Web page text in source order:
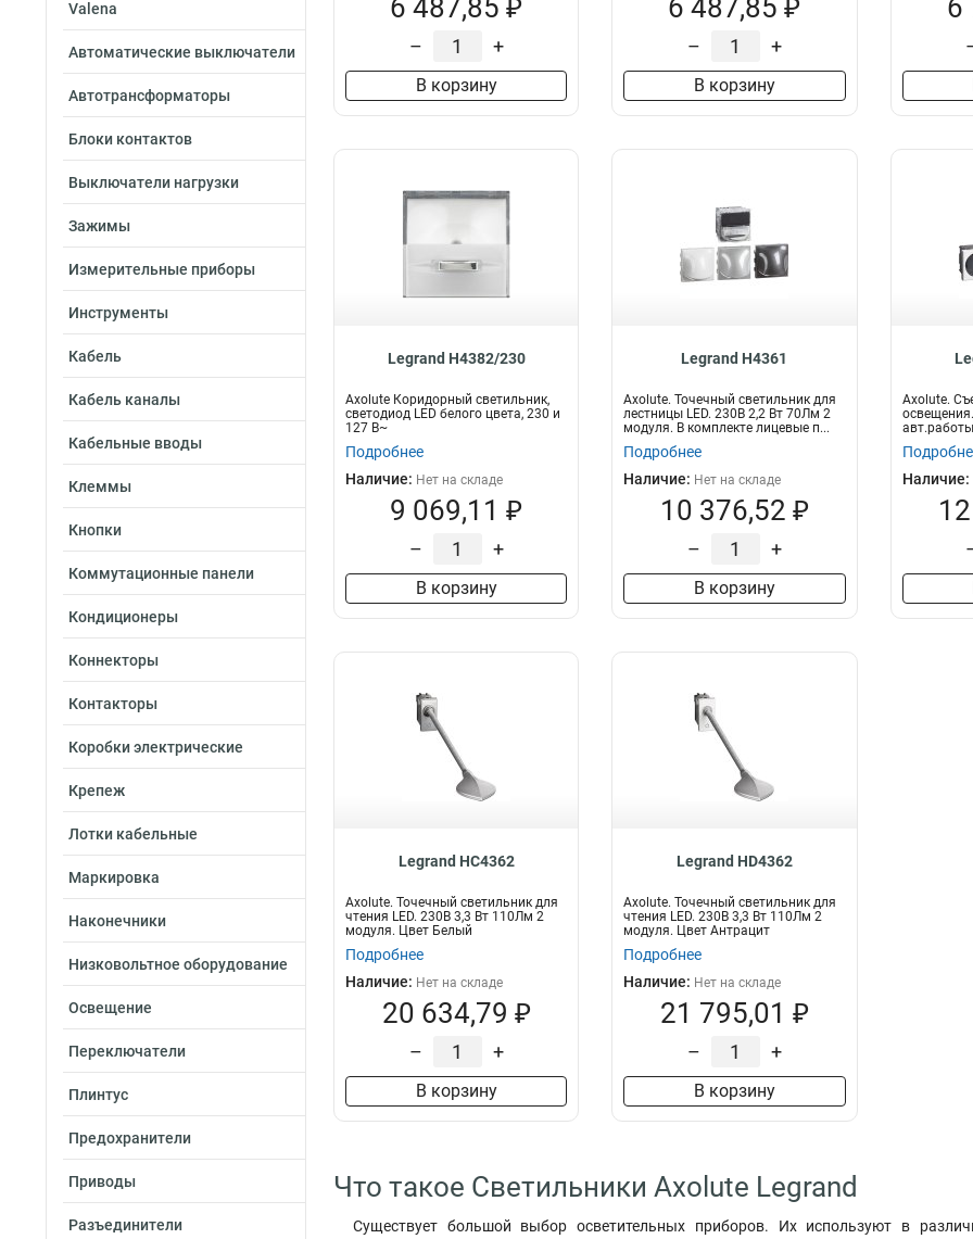
Valena
Автоматические выключатели
Автотрансформаторы
Блоки контактов
Выключатели нагрузки
Зажимы
Измерительные приборы
Инструменты
Кабель
Кабель каналы
Кабельные вводы
Клеммы
Кнопки
Коммутационные панели
Кондиционеры
Коннекторы
Контакторы
Коробки электрические
Крепеж
Лотки кабельные
Маркировка
Наконечники
Низковольтное оборудование
Освещение
Переключатели
Плинтус
Предохранители
Приводы
Разъединители
6 487,85 ₽
– +
В корзину
6 487,85 ₽
– +
В корзину
6
Legrand H4382/230
Axolute Коридорный светильник,
светодиод LED белого цвета, 230 и
127 В~
Подробнее
Наличие: Нет на складе
9 069,11 ₽
– +
В корзину
Legrand H4361
Axolute. Точечный светильник для
лестницы LED. 230В 2,2 Вт 70Лм 2
модуля. В комплекте лицевые п...
Подробнее
Наличие: Нет на складе
10 376,52 ₽
– +
В корзину
Axolute.
лицевыми
Наличие:
Legrand HC4362
Axolute. Точечный светильник для
чтения LED. 230В 3,3 Вт 110Лм 2
модуля. Цвет Белый
Подробнее
Наличие: Нет на складе
20 634,79 ₽
– +
В корзину
Legrand HD4362
Axolute. Точечный светильник для
чтения LED. 230В 3,3 Вт 110Лм 2
модуля. Цвет Антрацит
Подробнее
Наличие: Нет на складе
21 795,01 ₽
– +
В корзину
Что такое Светильники Axolute Legrand
Существует большой выбор осветительных приборов. Их используют в